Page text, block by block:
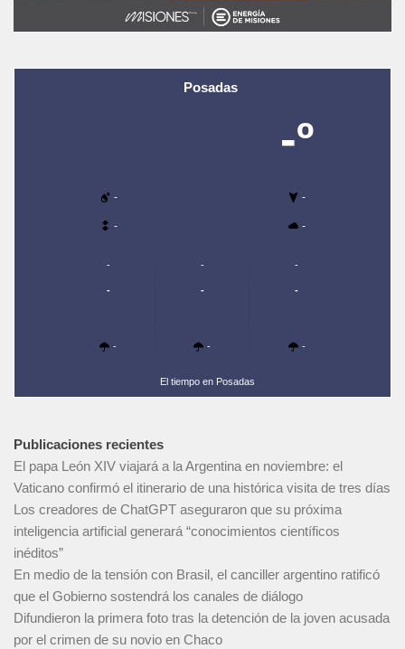
Posadas
-º
- -
- -
-
-
-
-
-
-
-
-
-
El tiempo en Posadas
Publicaciones recientes
El papa León XIV viajará a la Argentina en noviembre: el
Vaticano confirmó el itinerario de una histórica visita de tres días
Los creadores de ChatGPT aseguraron que su próxima
inteligencia artificial generará “conocimientos científicos
inéditos”
En medio de la tensión con Brasil, el canciller argentino ratificó
que el Gobierno sostendrá los canales de diálogo
Difundieron la primera foto tras la detención de la joven acusada
por el crimen de su novio en Chaco